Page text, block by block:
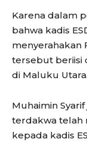
Karena dalam
bahwa kadis
menyerahakan
tersebut beriisi
di Maluku Utara.
Muhaimin
terdakwa telah
kepada kadis